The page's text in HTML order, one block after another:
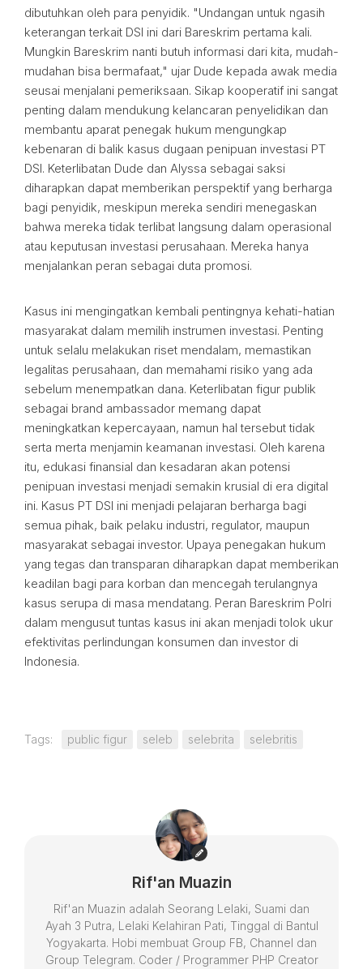
dibutuhkan oleh para penyidik. "Undangan untuk ngasih
keterangan terkait DSI ini dari Bareskrim pertama kali.
Mungkin Bareskrim nanti butuh informasi dari kita, mudah-
mudahan bisa bermafaat," ujar Dude kepada awak media
seusai menjalani pemeriksaan. Sikap kooperatif ini sangat
penting dalam mendukung kelancaran penyelidikan dan
membantu aparat penegak hukum mengungkap
kebenaran di balik kasus dugaan penipuan investasi PT
DSI. Keterlibatan Dude dan Alyssa sebagai saksi
diharapkan dapat memberikan perspektif yang berharga
bagi penyidik, meskipun mereka sendiri menegaskan
bahwa mereka tidak terlibat langsung dalam operasional
atau keputusan investasi perusahaan. Mereka hanya
menjalankan peran sebagai duta promosi.
Kasus ini mengingatkan kembali pentingnya kehati-hatian
masyarakat dalam memilih instrumen investasi. Penting
untuk selalu melakukan riset mendalam, memastikan
legalitas perusahaan, dan memahami risiko yang ada
sebelum menempatkan dana. Keterlibatan figur publik
sebagai brand ambassador memang dapat
meningkatkan kepercayaan, namun hal tersebut tidak
serta merta menjamin keamanan investasi. Oleh karena
itu, edukasi finansial dan kesadaran akan potensi
penipuan investasi menjadi semakin krusial di era digital
ini. Kasus PT DSI ini menjadi pelajaran berharga bagi
semua pihak, baik pelaku industri, regulator, maupun
masyarakat sebagai investor. Upaya penegakan hukum
yang tegas dan transparan diharapkan dapat memberikan
keadilan bagi para korban dan mencegah terulangnya
kasus serupa di masa mendatang. Peran Bareskrim Polri
dalam mengusut tuntas kasus ini akan menjadi tolok ukur
efektivitas perlindungan konsumen dan investor di
Indonesia.
Tags: public figur seleb selebrita selebritis
Rif'an Muazin
Rif'an Muazin adalah Seorang Lelaki, Suami dan
Ayah 3 Putra, Lelaki Kelahiran Pati, Tinggal di Bantul
Yogyakarta. Hobi membuat Group FB, Channel dan
Group Telegram. Coder / Programmer PHP Creator